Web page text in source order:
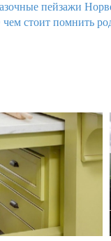
пейзажи
стоит помнить